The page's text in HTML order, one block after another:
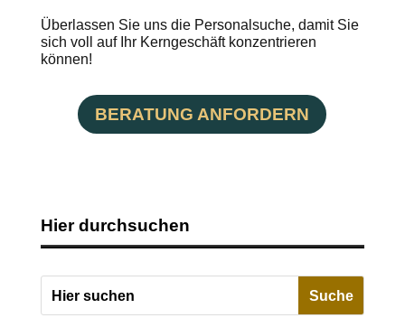
Überlassen Sie uns die Personalsuche, damit Sie
sich voll auf Ihr Kerngeschäft konzentrieren
können!
BERATUNG ANFORDERN
Hier durchsuchen